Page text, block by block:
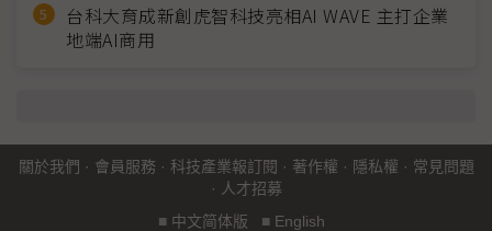
台科大育成新創虎智科技亮相AI WAVE 主打企業
地端AI商用
關於我們 · 會員服務 · 科技產業報訂閱 · 著作權 · 隱私權 · 常見問題
· 人才招募
■ 中文简体版 ■ English